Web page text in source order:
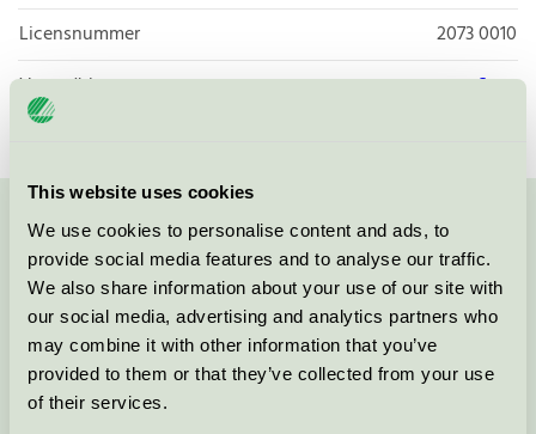
This website uses cookies
We use cookies to personalise content and ads, to
provide social media features and to analyse our traffic.
We also share information about your use of our site with
our social media, advertising and analytics partners who
may combine it with other information that you’ve
provided to them or that they’ve collected from your use
of their services.
Licensnummer
2073 0010
Varumärke
Søve
Kontakta oss på 08-55 55 24 00eller via formuläret:
Fortsätt